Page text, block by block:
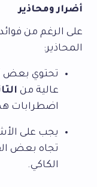
أضرار ومحاذير
على الرغم من
المحاذير:
تحتوي بعض
عالية من
اضطرابات
يجب على
تجاه بعض
الكاكي.